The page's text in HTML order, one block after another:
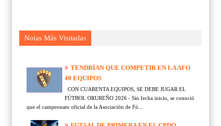
Notas Más Visitadas
TENDRÍAN QUE COMPETIR EN LA AFO
40 EQUIPOS
CON CUARENTA EQUIPOS, SE DEBE JUGAR EL
FÚTBOL ORUREÑO 2026 - Sin fecha inicio, se conoció
que el campeonato oficial de la Asociación de Fú...